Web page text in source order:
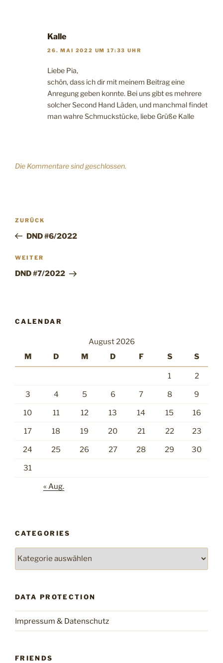
Kalle
26. MAI 2022 UM 17:33 UHR
Liebe Pia,
schön, dass ich dir mit meinem Beitrag eine
Anregung geben konnte. Bei uns gibt es mehrere
solcher Second Hand Läden, und manchmal findet
man wahre Schmuckstücke, liebe Grüße Kalle
Die Kommentare sind geschlossen.
Beitragsnavigation
Vorheriger
Beitrag
ZURÜCK
DND #6/2022
Nächster
Beitrag
WEITER
DND #7/2022
CALENDAR
August 2026
M
D M D F S S
1 2
3 4 5 6 7 8 9
10 11 12 13 14 15 16
17 18 19 20 21 22 23
24 25 26 27 28 29 30
31
« Aug.
CATEGORIES
DATA PROTECTION
Impressum & Datenschutz
FRIENDS